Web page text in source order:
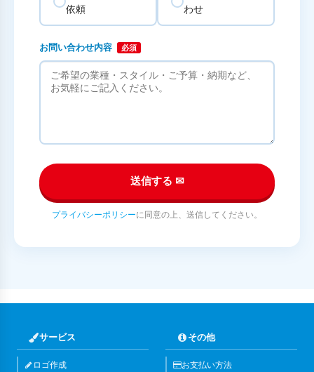
依頼
わせ
お問い合わせ内容 必須
送信する ✉
プライバシーポリシーに同意の上、送信してください。
サービス
ロゴ作成
その他
お支払い方法